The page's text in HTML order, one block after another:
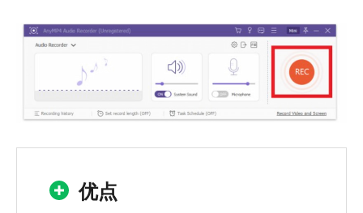
优点